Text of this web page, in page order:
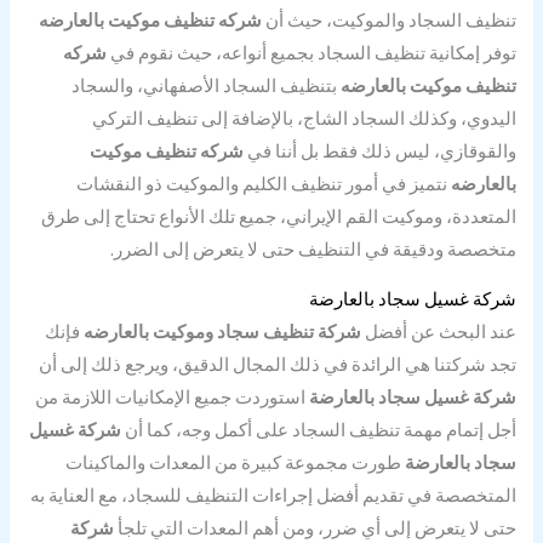
تنظيف السجاد والموكيت، حيث أن شركه تنظيف موكيت بالعارضه
توفر إمكانية تنظيف السجاد بجميع أنواعه، حيث نقوم في شركه
تنظيف موكيت بالعارضه بتنظيف السجاد الأصفهاني، والسجاد
اليدوي، وكذلك السجاد الشاج، بالإضافة إلى تنظيف التركي
والقوقازي، ليس ذلك فقط بل أننا في شركه تنظيف موكيت
بالعارضه نتميز في أمور تنظيف الكليم والموكيت ذو النقشات
المتعددة، وموكيت القم الإيراني، جميع تلك الأنواع تحتاج إلى طرق
متخصصة ودقيقة في التنظيف حتى لا يتعرض إلى الضرر.
شركة غسيل سجاد بالعارضة
عند البحث عن أفضل شركة تنظيف سجاد وموكيت بالعارضه فإنك
تجد شركتنا هي الرائدة في ذلك المجال الدقيق، ويرجع ذلك إلى أن
شركة غسيل سجاد بالعارضة استوردت جميع الإمكانيات اللازمة من
أجل إتمام مهمة تنظيف السجاد على أكمل وجه، كما أن شركة غسيل
سجاد بالعارضة طورت مجموعة كبيرة من المعدات والماكينات
المتخصصة في تقديم أفضل إجراءات التنظيف للسجاد، مع العناية به
حتى لا يتعرض إلى أي ضرر، ومن أهم المعدات التي تلجأ شركة